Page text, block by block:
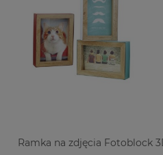
Ramka na zdjęcia Fotoblock